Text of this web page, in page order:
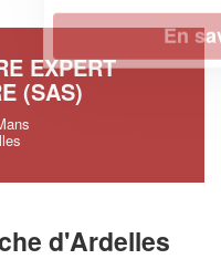
EXPERT
(SAS)
d'Ardelles
plus